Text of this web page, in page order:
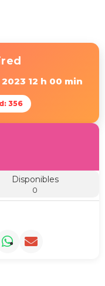
12 h 00 min
356
Disponibles
0